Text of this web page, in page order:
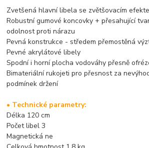
Zvetšená hlavní libela se zvětšovacím
Robustní gumové koncovky + přesahující
odolnost proti nárazu
Pevná konstrukce - středem přemostěná
Pevné akrylátové libely
Spodní i horní plocha vodováhy přesně
Bimateriální rukojeti pro přesnost za
podmínek držení
• Technické parametry:
Délka 120 cm
Počet libel 3
Magnetická ne